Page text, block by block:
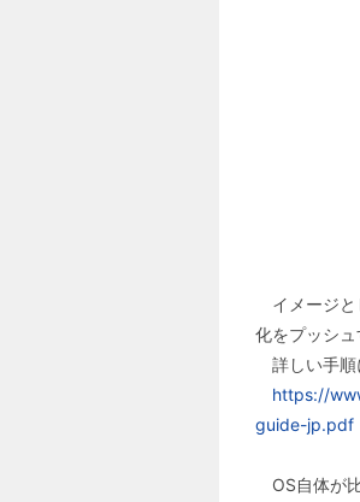
イメージ
化をプッシュ
詳しい手順
https://
guide-jp.pdf
OS自体が